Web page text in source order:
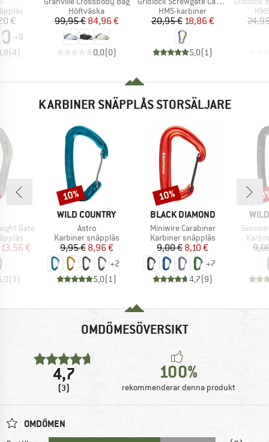
€
+6
(4)
Produktgrupp
Höftväska
Pris
99,95 €Reducerat pris
84,96 €
0,0(0)
Produktgrupp
HMS-karbiner
Pris
20,95 €Reducerat pris
18,86 €
5,0(1 )
KARBINER SNÄPPLÅS STORSÄLJARE
Gate
pris
13,56 €
(3)
VARUMÄRKE
WILD COUNTRY
Produkter
Astro
Produktgrupp
Karbiner snäpplås
Pris
9,95 €Reducerat pris
8,96 €
+2
5,0(1)
Rabatt
10%
VARUMÄRKE
BLACK DIAMOND
Produkter
Miniwire Carabiner
Produktgrupp
Karbiner snäpplås
Pris
9,00 €Reducerat pris
8,10 €
+7
4,7(9)
Rabatt
10%
OMDÖMESÖVERSIKT
4,7
(3)
100%
rekommenderar denna produkt
OMDÖMEN